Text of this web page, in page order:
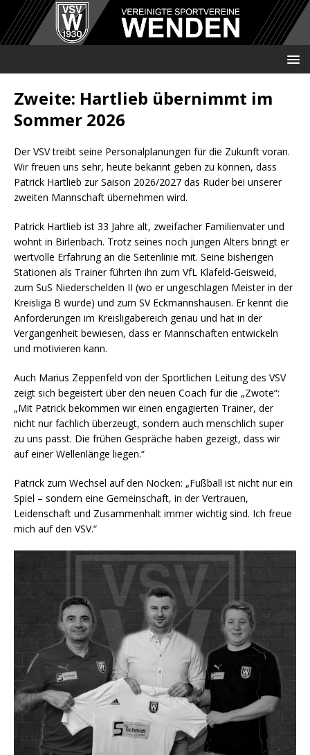
Zweite: Hartlieb übernimmt im
Sommer 2026
Der VSV treibt seine Personalplanungen für die Zukunft voran.
Wir freuen uns sehr, heute bekannt geben zu können, dass
Patrick Hartlieb zur Saison 2026/2027 das Ruder bei unserer
zweiten Mannschaft übernehmen wird.
Patrick Hartlieb ist 33 Jahre alt, zweifacher Familienvater und
wohnt in Birlenbach. Trotz seines noch jungen Alters bringt er
wertvolle Erfahrung an die Seitenlinie mit. Seine bisherigen
Stationen als Trainer führten ihn zum VfL Klafeld-Geisweid,
zum SuS Niederschelden II (wo er ungeschlagen Meister in der
Kreisliga B wurde) und zum SV Eckmannshausen. Er kennt die
Anforderungen im Kreisligabereich genau und hat in der
Vergangenheit bewiesen, dass er Mannschaften entwickeln
und motivieren kann.
Auch Marius Zeppenfeld von der Sportlichen Leitung des VSV
zeigt sich begeistert über den neuen Coach für die „Zwote“:
„Mit Patrick bekommen wir einen engagierten Trainer, der
nicht nur fachlich überzeugt, sondern auch menschlich super
zu uns passt. Die frühen Gespräche haben gezeigt, dass wir
auf einer Wellenlänge liegen.“
Patrick zum Wechsel auf den Nocken: „Fußball ist nicht nur ein
Spiel – sondern eine Gemeinschaft, in der Vertrauen,
Leidenschaft und Zusammenhalt immer wichtig sind. Ich freue
mich auf den VSV.“